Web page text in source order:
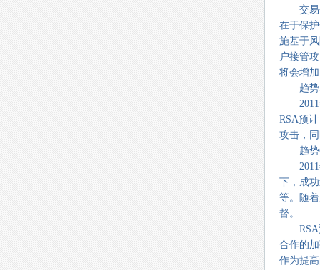
交易保
在于保
施基于
户接管
将会增
趋势5
2011年
RSA预
攻击，
趋势6
2011年
下，成
等。随
督。
RSA预
合作的
作为提